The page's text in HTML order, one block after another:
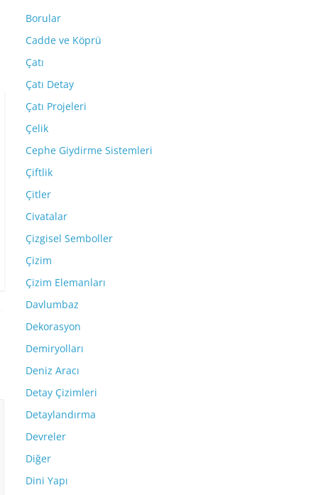
Borular
Cadde ve Köprü
Çatı
Çatı Detay
Çatı Projeleri
Çelik
Cephe Giydirme Sistemleri
Çiftlik
Çitler
Civatalar
Çizgisel Semboller
Çizim
Çizim Elemanları
Davlumbaz
Dekorasyon
Demiryolları
Deniz Aracı
Detay Çizimleri
Detaylandırma
Devreler
Diğer
Dini Yapı